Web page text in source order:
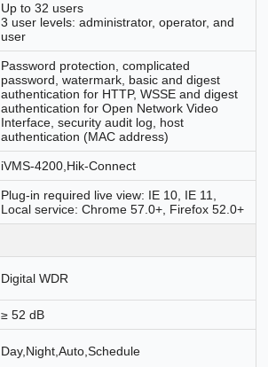
Up to 32 users
3 user levels: administrator, operator, and
user
Password protection, complicated
password, watermark, basic and digest
authentication for HTTP, WSSE and digest
authentication for Open Network Video
Interface, security audit log, host
authentication (MAC address)
iVMS-4200,Hik-Connect
Plug-in required live view: IE 10, IE 11,
Local service: Chrome 57.0+, Firefox 52.0+
Digital WDR
≥ 52 dB
Day,Night,Auto,Schedule